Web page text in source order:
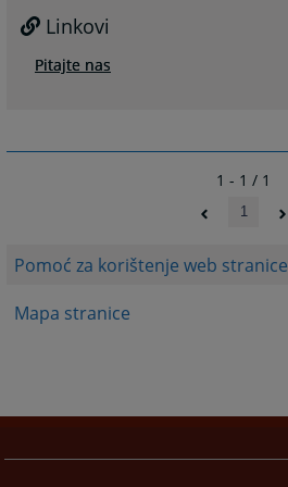
Pomoć za korištenje web stranice
Mapa stranice
Linkovi
Pitajte nas
1 - 1 / 1
1